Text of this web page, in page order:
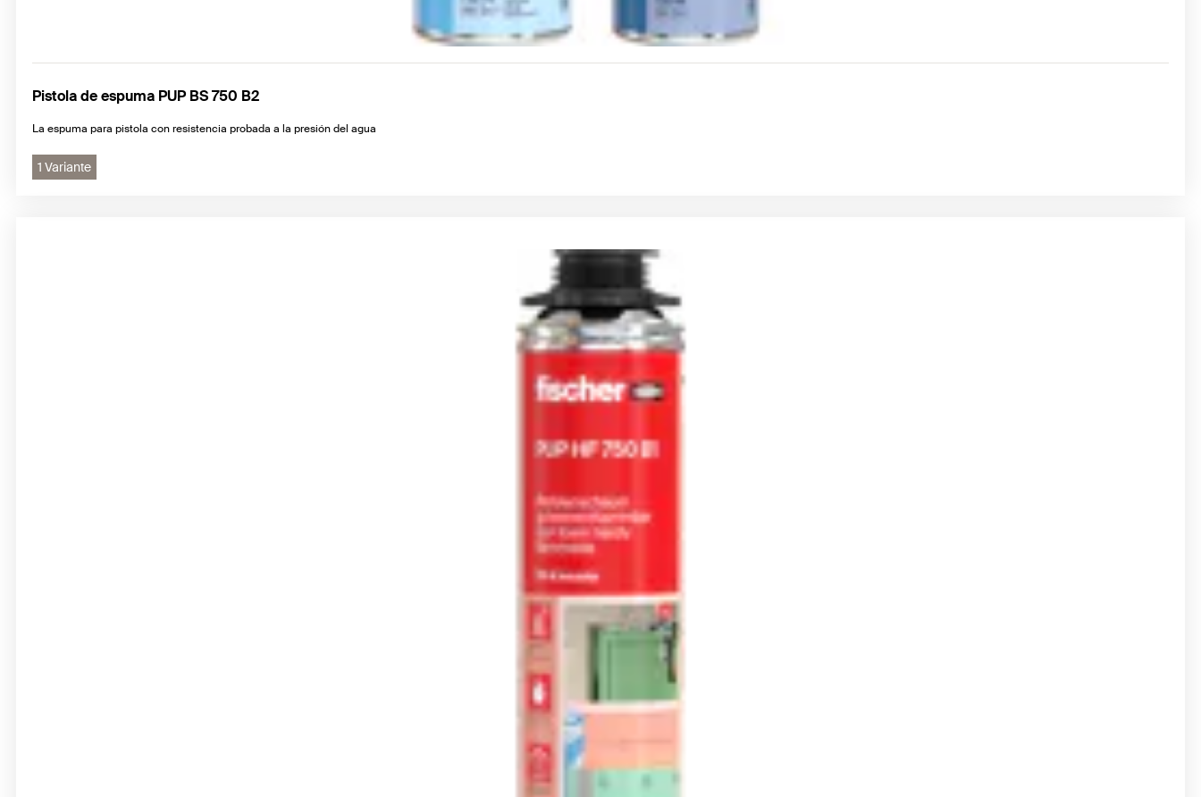
Pistola de espuma PUP BS 750 B2
La espuma para pistola con resistencia probada a la presión del agua
1 Variante